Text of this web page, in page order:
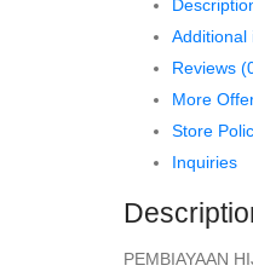
SYARIFUDDIN
quantity
Additional
Reviews
More
Store
Inquiries
PEMBIAYAAN